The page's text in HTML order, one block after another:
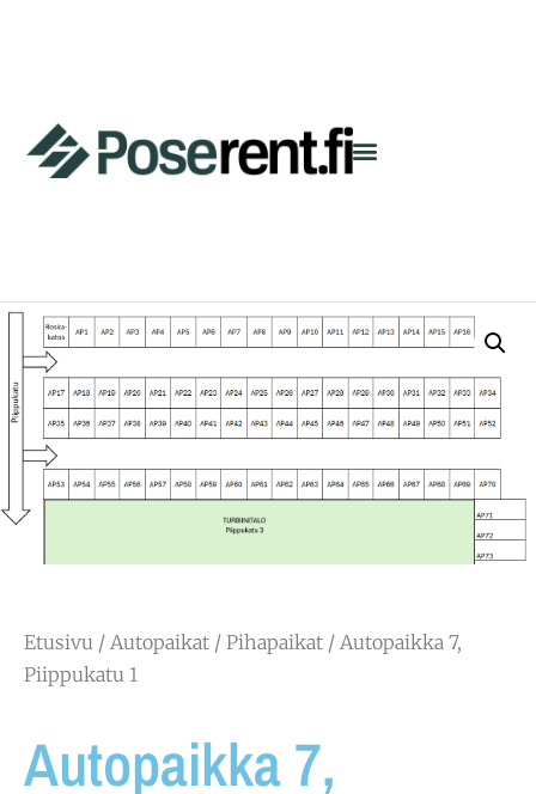
Etusivu / Autopaikat / Pihapaikat / Autopaikka 7,
Piippukatu 1
Autopaikka 7,